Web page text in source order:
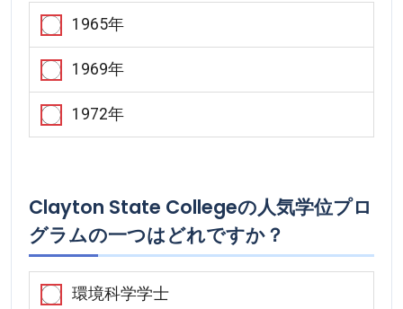
1965年
1969年
1972年
Clayton State Collegeの人気学位プロ
グラムの一つはどれですか？
環境科学学士